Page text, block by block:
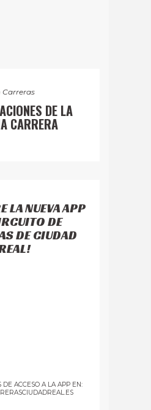
Carreras
DE LA
CARRERA
LA NUEVA APP
DE
DE CIUDAD
DE ACCESO A LA APP EN: